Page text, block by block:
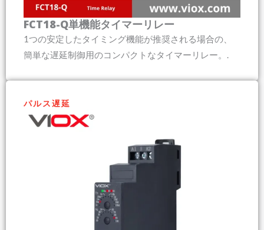
FCT18-Q単機能タイマーリレー
1つの安定したタイミング機能が推奨される場合の、
簡単な遅延制御用のコンパクトなタイマーリレー。.
パルス遅延